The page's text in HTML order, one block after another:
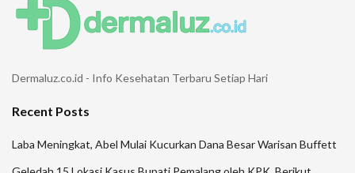
Dermaluz.co.id - Info Kesehatan Terbaru Setiap Hari
Recent Posts
Laba Meningkat, Abel Mulai Kucurkan Dana Besar Warisan Buffett